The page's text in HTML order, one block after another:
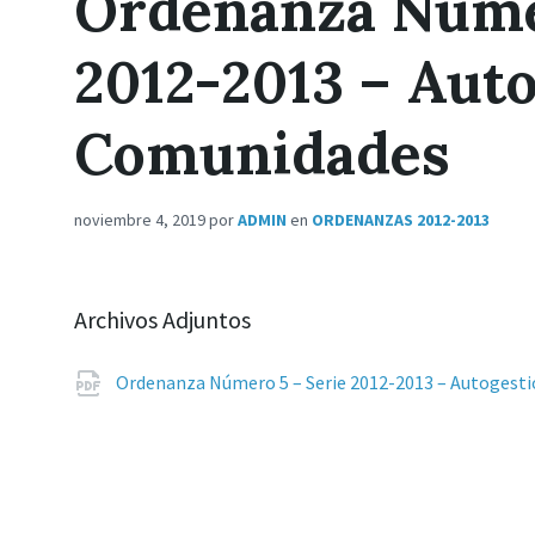
2012-2013 –
Comunidades
noviembre 4, 2019porADMIN en ORDENANZAS 2012-2013
Archivos Adjuntos
Ordenanza Número 5 – Serie 2012-2013 –